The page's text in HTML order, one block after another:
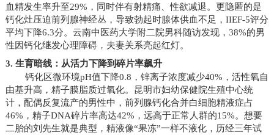
血精发生率升至29%，同时伴有射精痛、性欲减退。更隐匿的是
钙化灶压迫前列腺神经丛，导致勃起时腺体供血不足，IIEF-5评分
平均下降6.3分。云南中医药大学附二院男科随访发现，38%的男
性因钙化继发心理障碍，夫妻关系亮起红灯。
3. 生育暗线：从活力下降到碎片率飙升
钙化区微环境pH值下降0.8，锌离子浓度减少40%，活性氧自
由基升高，精子膜脂质过氧化。昆明市妇幼保健院生殖中心统
计，配偶反复流产的男性中，前列腺钙化合并白细胞精液症占
46%，精子DNA碎片率高达42%，远高于正常人群的15%。想要
二胎的刘先生就是典型，精液像“果冻”一样不液化，历经三年试